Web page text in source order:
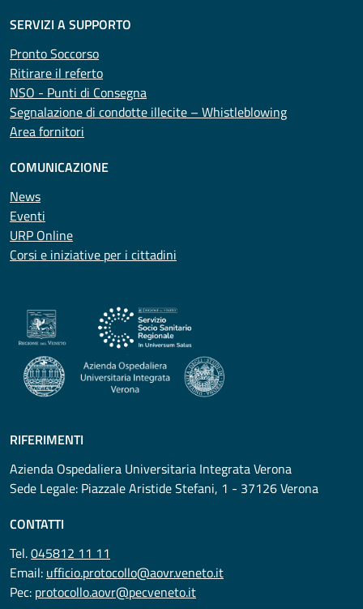
SERVIZI A SUPPORTO
Pronto Soccorso
Ritirare il referto
NSO - Punti di Consegna
Segnalazione di condotte illecite – Whistleblowing
Area fornitori
COMUNICAZIONE
News
Eventi
URP Online
Corsi e iniziative per i cittadini
RIFERIMENTI
Azienda Ospedaliera Universitaria Integrata Verona
Sede Legale: Piazzale Aristide Stefani, 1 - 37126 Verona
CONTATTI
Tel.045812 11 11
Email: ufficio.protocollo@aovr.veneto.it
Pec: protocollo.aovr@pecveneto.it